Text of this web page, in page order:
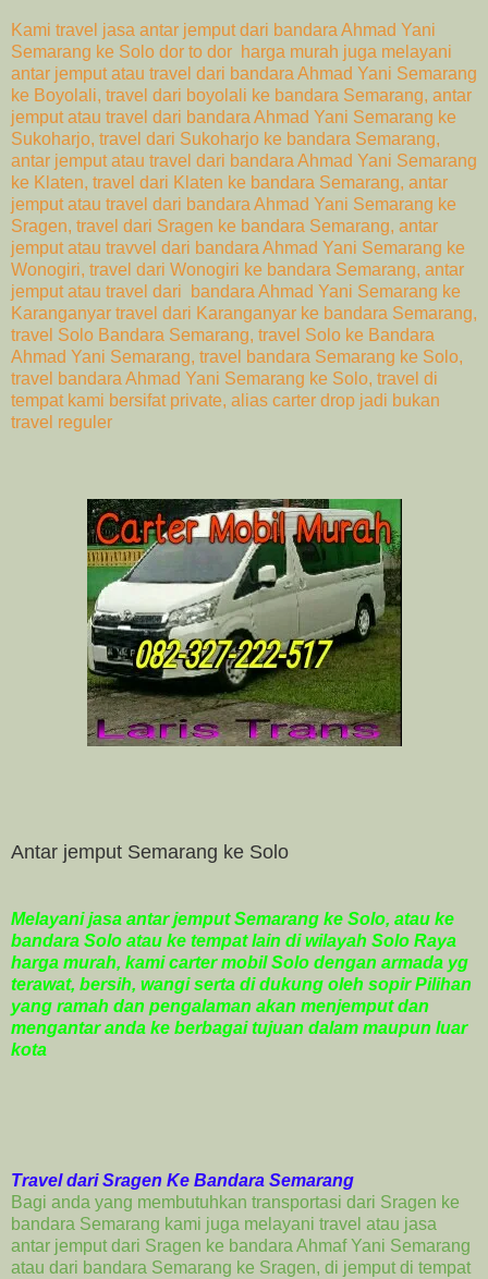
Kami travel jasa antar jemput dari bandara Ahmad Yani
Semarang ke Solo dor to dor harga murah juga melayani
antar jemput atau travel dari bandara Ahmad Yani Semarang
ke Boyolali, travel dari boyolali ke bandara Semarang, antar
jemput atau travel dari bandara Ahmad Yani Semarang ke
Sukoharjo, travel dari Sukoharjo ke bandara Semarang,
antar jemput atau travel dari bandara Ahmad Yani Semarang
ke Klaten, travel dari Klaten ke bandara Semarang, antar
jemput atau travel dari bandara Ahmad Yani Semarang ke
Sragen, travel dari Sragen ke bandara Semarang, antar
jemput atau travvel dari bandara Ahmad Yani Semarang ke
Wonogiri, travel dari Wonogiri ke bandara Semarang, antar
jemput atau travel dari bandara Ahmad Yani Semarang ke
Karanganyar travel dari Karanganyar ke bandara Semarang,
travel Solo Bandara Semarang, travel Solo ke Bandara
Ahmad Yani Semarang, travel bandara Semarang ke Solo,
travel bandara Ahmad Yani Semarang ke Solo, travel di
tempat kami bersifat private, alias carter drop jadi bukan
travel reguler
Antar jemput Semarang ke Solo
Melayani jasa antar jemput Semarang ke Solo, atau ke
bandara Solo atau ke tempat lain di wilayah Solo Raya
harga murah, kami carter mobil Solo dengan armada yg
terawat, bersih, wangi serta di dukung oleh sopir Pilihan
yang ramah dan pengalaman akan menjemput dan
mengantar anda ke berbagai tujuan dalam maupun luar
kota
Travel dari Sragen Ke Bandara Semarang
Bagi anda yang membutuhkan transportasi dari Sragen ke
bandara Semarang kami juga melayani travel atau jasa
antar jemput dari Sragen ke bandara Ahmaf Yani Semarang
atau dari bandara Semarang ke Sragen, di jemput di tempat